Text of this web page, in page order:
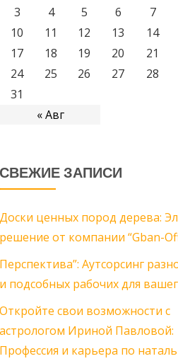
« Авг
3
4 5 6 7
10
11 12 13 14
17
18 19 20 21
24
25 26 27 28
31
СВЕЖИЕ ЗАПИСИ
Доски ценных пород дерева:
решение от компании “Gban-
Аутсорсинг
и подсобных рабочих для
Откройте свои возможности с
астрологом Ириной Павловой:
Профессия и карьера по